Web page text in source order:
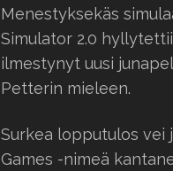
Menestyksekäs
Simulator 2.0
ilmestynyt uusi
Petterin mieleen.
Surkea lopputulos vei
Games -nimeä